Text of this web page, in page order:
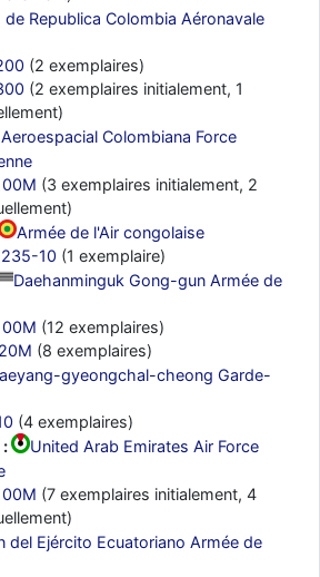
de Republica Colombia Aéronavale
(2 exemplaires)
(2 exemplaires initialement, 1
Colombiana Force
(3 exemplaires initialement, 2
Armée de l'Air congolaise
10 (1 exemplaire)
Daehanminguk Gong-gun Armée de
(12 exemplaires)
(8 exemplaires)
gyeongchal-cheong Garde-
(4 exemplaires)
:
United Arab Emirates Air Force
(7 exemplaires initialement, 4
del Ejército Ecuatoriano Armée de